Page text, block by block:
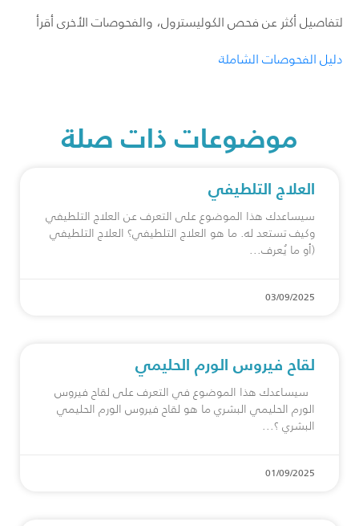
لتفاصيل أكثر عن فحص الكوليسترول، والفحوصات الأخرى أقرأ
دليل الفحوصات الشاملة
موضوعات ذات صلة
العلاج التلطيفي
سيساعدك هذا الموضوع على التعرف عن العلاج التلطيفي
وكيف تستعد له. ما هو العلاج التلطيفي؟ العلاج التلطيفي
(أو ما يُعرف
03/09/2025
لقاح فيروس الورم الحليمي
سيساعدك هذا الموضوع في التعرف على لقاح فيروس
الورم الحليمي البشري ما هو ⁠لقاح فيروس الورم الحليمي
البشري ؟
01/09/2025